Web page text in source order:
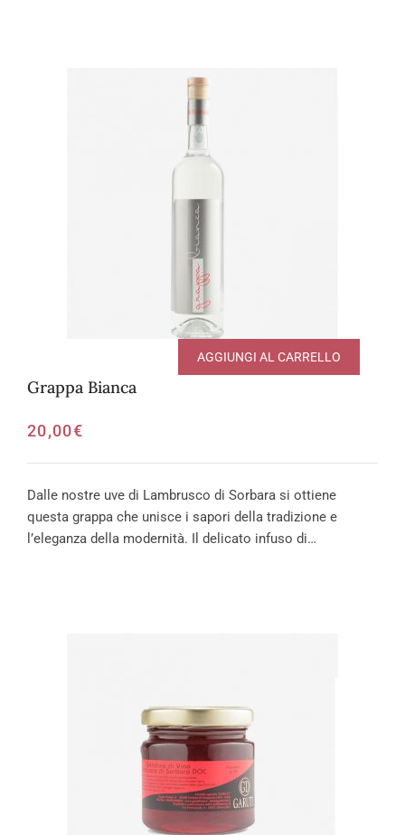
Grappa Bianca
20,00€
AGGIUNGI AL CARRELLO
Dalle nostre uve di Lambrusco di Sorbara si ottiene
questa grappa che unisce i sapori della tradizione e
l’eleganza della modernità. Il delicato infuso di…